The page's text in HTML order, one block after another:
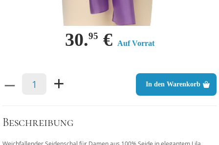
30.95 € Auf Vorrat
– + In den Warenkorb
Beschreibung